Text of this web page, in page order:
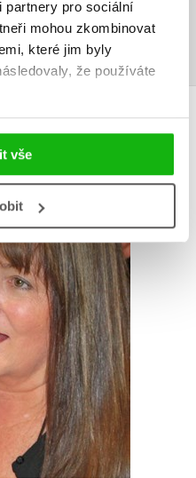
pro sociální
mohou zkombinovat
které jim byly
že používáte
vše